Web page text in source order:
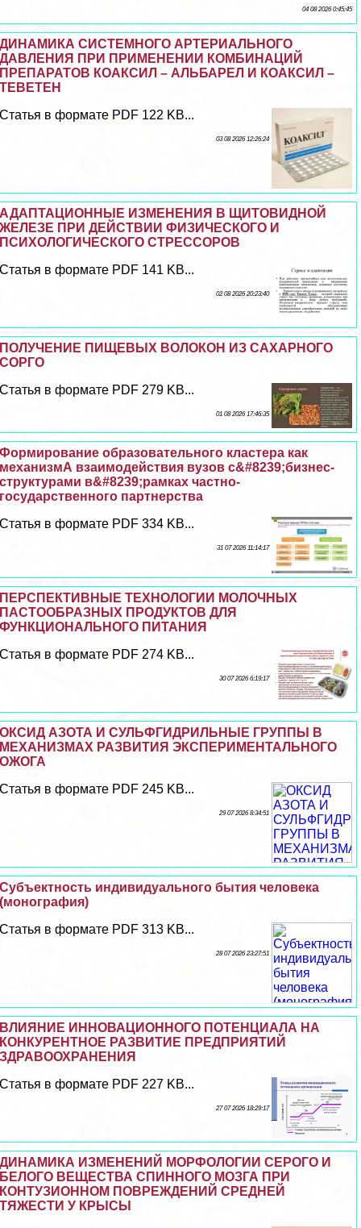
04 08 2026 0:45:45
ДИНАМИКА СИСТЕМНОГО АРТЕРИАЛЬНОГО
ДАВЛЕНИЯ ПРИ ПРИМЕНЕНИИ КОМБИНАЦИЙ
ПРЕПАРАТОВ КОАКСИЛ – АЛЬБАРЕЛ И КОАКСИЛ –
ТЕВЕТЕН
Статья в формате PDF 122 KB...
03 08 2026 12:26:24
АДАПТАЦИОННЫЕ ИЗМЕНЕНИЯ В ЩИТОВИДНОЙ
ЖЕЛЕЗЕ ПРИ ДЕЙСТВИИ ФИЗИЧЕСКОГО И
ПСИХОЛОГИЧЕСКОГО СТРЕССОРОВ
Статья в формате PDF 141 KB...
02 08 2026 20:23:40
ПОЛУЧЕНИЕ ПИЩЕВЫХ ВОЛОКОН ИЗ САХАРНОГО
СОРГО
Статья в формате PDF 279 KB...
01 08 2026 17:46:35
Формирование образовательного кластера как
механизмА взаимодействия вузов с&#8239;бизнес-
структурами в&#8239;рамках частно-
государственного партнерства
Статья в формате PDF 334 KB...
31 07 2026 11:14:17
ПЕРСПЕКТИВНЫЕ ТЕХНОЛОГИИ МОЛОЧНЫХ
ПАСТООБРАЗНЫХ ПРОДУКТОВ ДЛЯ
ФУНКЦИОНАЛЬНОГО ПИТАНИЯ
Статья в формате PDF 274 KB...
30 07 2026 6:19:17
ОКСИД АЗОТА И СУЛЬФГИДРИЛЬНЫЕ ГРУППЫ В
МЕХАНИЗМАХ РАЗВИТИЯ ЭКСПЕРИМЕНТАЛЬНОГО
ОЖОГА
Статья в формате PDF 245 KB...
29 07 2026 8:34:51
Субъектность индивидуального бытия человека
(монография)
Статья в формате PDF 313 KB...
28 07 2026 23:27:51
ВЛИЯНИЕ ИННОВАЦИОННОГО ПОТЕНЦИАЛА НА
КОНКУРЕНТНОЕ РАЗВИТИЕ ПРЕДПРИЯТИЙ
ЗДРАВООХРАНЕНИЯ
Статья в формате PDF 227 KB...
27 07 2026 18:29:17
ДИНАМИКА ИЗМЕНЕНИЙ МОРФОЛОГИИ СЕРОГО И
БЕЛОГО ВЕЩЕСТВА СПИННОГО МОЗГА ПРИ
КОНТУЗИОННОМ ПОВРЕЖДЕНИЙ СРЕДНЕЙ
ТЯЖЕСТИ У КРЫСЫ